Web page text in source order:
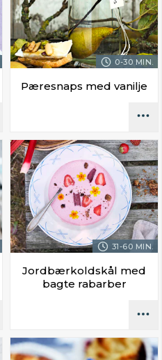
0-30 MIN.
Pæresnaps med vanilje
31-60 MIN.
Jordbærkoldskål med
bagte rabarber